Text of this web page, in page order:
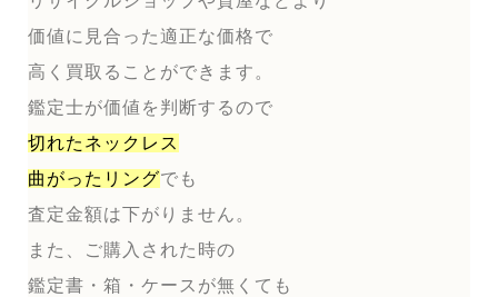
価値に見合った適正な価格で
高く買取ることができます。
鑑定士が価値を判断するので
切れたネックレス
曲がったリングでも
査定金額は下がりません。
また、ご購入された時の
鑑定書・箱・ケースが無くても